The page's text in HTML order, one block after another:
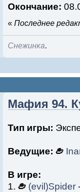
Окончание:
« Последнее
Снежинка.
Мафия 94.
Тип игры:
Ведущие:
В игре:
1.
(evil)Spider